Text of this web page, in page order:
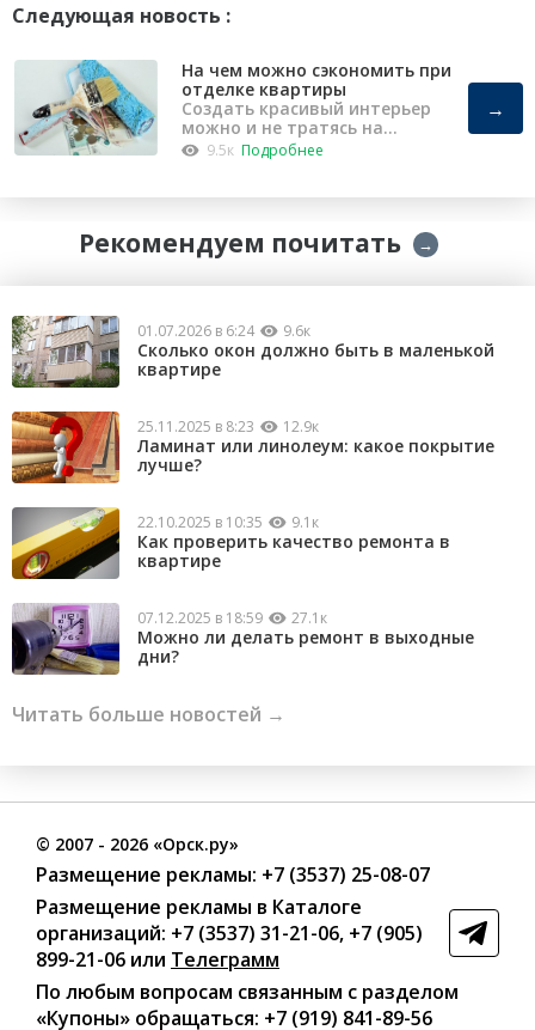
Следующая новость :
На чем можно сэкономить при
отделке квартиры
Создать красивый интерьер
можно и не тратясь на
капремонт
9.5к Подробнее
→
Рекомендуем почитать →
01.07.2026 в 6:24 9.6к
Сколько окон должно быть в маленькой
квартире
25.11.2025 в 8:23 12.9к
Ламинат или линолеум: какое покрытие
лучше?
22.10.2025 в 10:35 9.1к
Как проверить качество ремонта в
квартире
07.12.2025 в 18:59 27.1к
Можно ли делать ремонт в выходные
дни?
Читать больше новостей →
© 2007 - 2026 «Орск.ру»
Размещение рекламы: +7 (3537) 25-08-07
Размещение рекламы в Каталоге
организаций: +7 (3537) 31-21-06, +7 (905)
899-21-06 или Телеграмм
По любым вопросам связанным с разделом
«Купоны» обращаться: +7 (919) 841-89-56